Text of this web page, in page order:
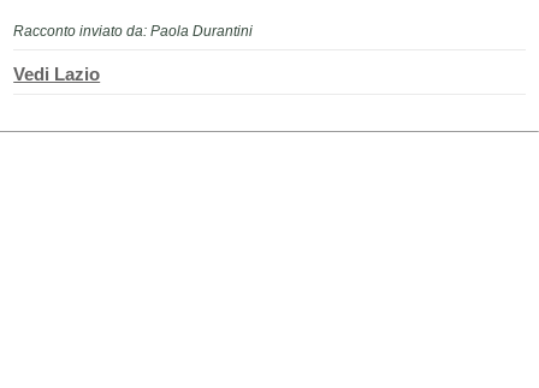
Racconto inviato da: Paola Durantini
Vedi Lazio